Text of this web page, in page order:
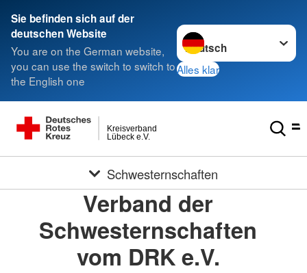
Sie befinden sich auf der
deutschen Website
You are on the German website,
you can use the switch to switch to
the English one
Sprache wechseln zu
Alles klar
Lübeck e.V.
Kreisverband
Schwesternschaften
Verband der
Schwesternschaften
vom DRK e.V.